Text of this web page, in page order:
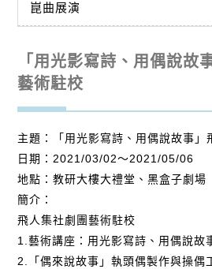
崑曲展演
「用光影寫詩、用偶說故
藝術駐校
主題：「用光影寫詩、用偶說故事」
日期：2021/03/02～2021/05/06
地點：教研大樓大禮堂、黑盒子劇場
簡介：
飛人集社劇團藝術駐校
1.藝術講座：用光影寫詩、用偶說故
2.「偶來說故事」執頭偶製作與操偶